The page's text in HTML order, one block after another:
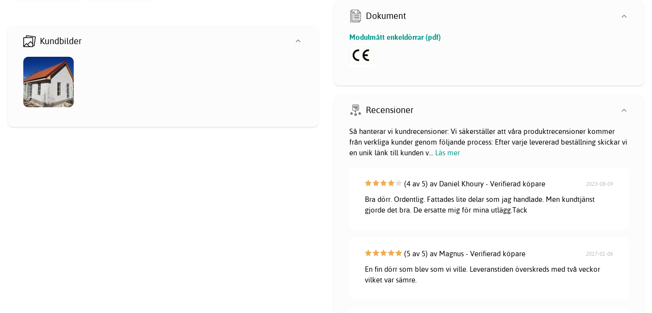
Dokument
Modulmått enkeldörrar (pdf)
Kundbilder
Recensioner
Så hanterar vi kundrecensioner: Vi säkerställer att våra produktrecensioner kommer
från verkliga kunder genom följande process: Efter varje levererad beställning skickar vi
en unik länk till kunden v
Läs mer
(4 av 5) av Daniel Khoury - Verifierad köpare 2023-08-09
Bra dörr. Ordentlig. Fattades lite delar som jag handlade. Men kundtjänst
gjorde det bra. De ersatte mig för mina utlägg.Tack
(5 av 5) av Magnus - Verifierad köpare 2017-01-06
En fin dörr som blev som vi ville. Leveranstiden överskreds med två veckor
vilket var sämre.